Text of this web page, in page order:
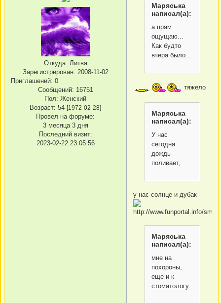
Откуда: Литва
Зарегистрирован: 2008-11-02
Приглашений: 0
Сообщений: 16751
Пол: Женский
Возраст: 54 [1972-02-28]
Провел на форуме:
3 месяца 3 дня
Последний визит:
2023-02-22 23:05:56
Маряська
написал(а):
а прям
ощущаю...
Как будто
вчера было...
тяжело
Маряська
написал(а):
У нас
сегодня
дождь
поливает,
у нас солнце и дубак
Маряська
написал(а):
мне на
похороны,
еще и к
стоматологу.